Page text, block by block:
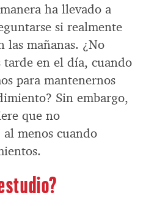
ha llevado a
si realmente
las mañanas. ¿No
tarde en el día, cuando
para mantenernos
Sin embargo,
que no
al menos cuando